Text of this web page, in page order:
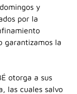
y
por la
garantizamos la
otorga a sus
las cuales salvo